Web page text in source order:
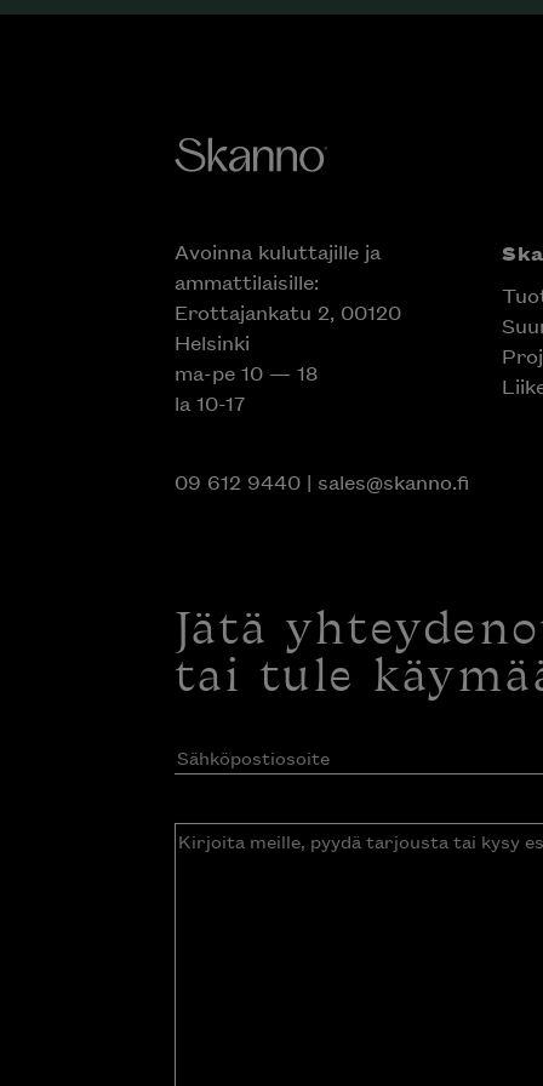
Avoinna kuluttajille ja
ammattilaisille:
Erottajankatu 2, 00120
Helsinki
ma-pe 10 — 18
la 10-17
09 612 9440| sales@skanno.fi
Jätä
tai tule
Sähköpostiosoite(Pakollinen)
Kirjoita